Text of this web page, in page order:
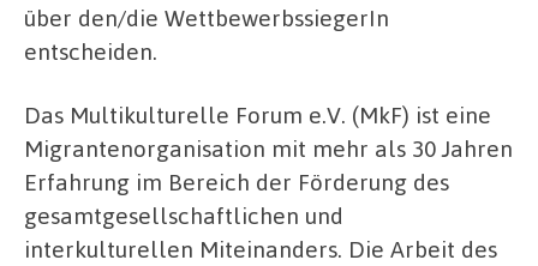
über den/die WettbewerbssiegerIn
entscheiden.
Das Multikulturelle Forum e.V. (MkF) ist eine
Migrantenorganisation mit mehr als 30 Jahren
Erfahrung im Bereich der Förderung des
gesamtgesellschaftlichen und
interkulturellen Miteinanders. Die Arbeit des